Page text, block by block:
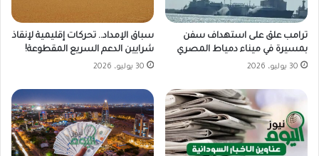
ترامب علق على استهداف سفن
بمسيرة في ميناء دمياط المصري
30 يوليو، 2026
سباق الإمداد.. تحركات إقليمية لإنقاذ
شرايين الدعم السريع المقطوعة!
30 يوليو، 2026